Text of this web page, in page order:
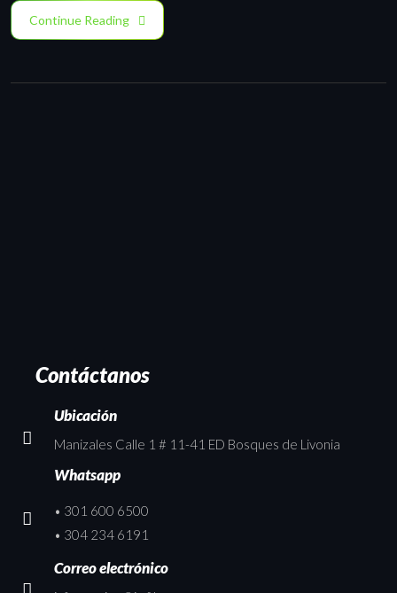
Continue Reading
Contáctanos
Ubicación
Manizales Calle 1 # 11-41 ED Bosques de Livonia
Whatsapp
• 301 600 6500
• 304 234 6191
Correo electrónico